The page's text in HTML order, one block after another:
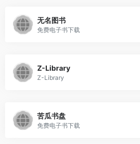
无名图书
免费电子书下载
Z-Library
Z-Library
苦瓜书盘
免费电子书下载